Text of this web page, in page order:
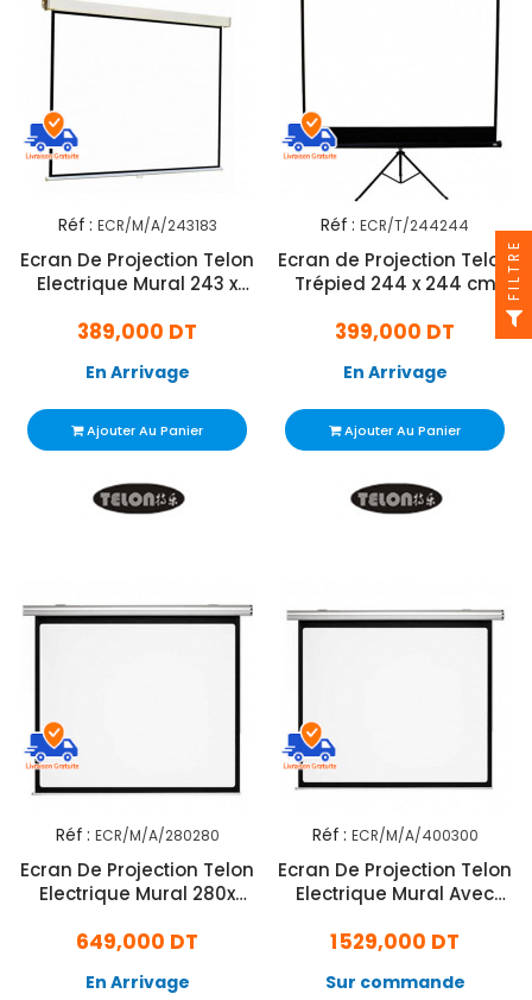
Réf : ECR/M/A/243183
Ecran De Projection Telon
Electrique Mural 243 x
389,000 DT
En Arrivage
Ajouter Au Panier
Réf : ECR/T/244244
Ecran de Projection Telon
Trépied 244 x 244 cm
399,000 DT
En Arrivage
Ajouter Au Panier
Réf : ECR/M/A/280280
Ecran De Projection Telon
Electrique Mural 280x
649,000 DT
En Arrivage
Réf : ECR/M/A/400300
Ecran De Projection Telon
Electrique Mural Avec
1 529,000 DT
Sur commande
FILTRE